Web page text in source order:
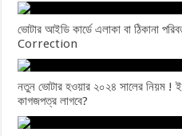
ভোটার আইডি কার্ডে এলাকা বা ঠিকানা
Correction
নতুন ভোটার হওয়ার ২০২৪ সালের নিয়ম !
কাগজপত্র লাগবে?